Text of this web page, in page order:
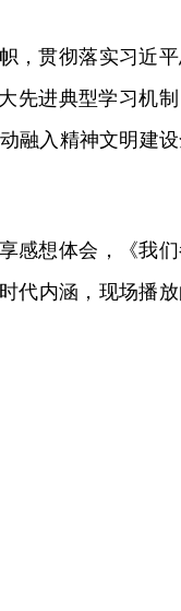
，贯彻落实习近
先进典型学习机
融入精神文明建
感想体会，《我
代内涵，现场播